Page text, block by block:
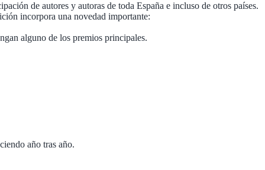
de autores y autoras de toda España e incluso de otros países.
incorpora una novedad importante:
alguno de los premios principales.
año tras año.